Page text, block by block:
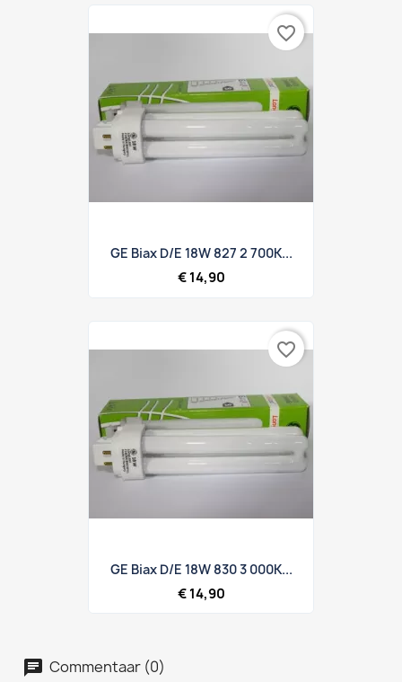
GE Biax D/E 18W 827 2 700K...
€ 14,90
favorite_border
GE Biax D/E 18W 830 3 000K...
€ 14,90
favorite_border
Commentaar (0)